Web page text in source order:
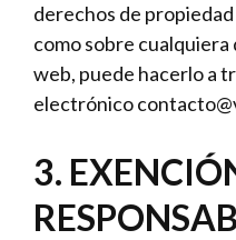
derechos de
como sobre
web, puede hacerlo a
electrónico
3.